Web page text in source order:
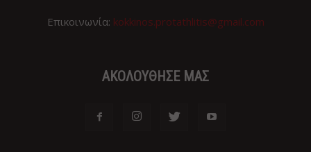
Επικοινωνία: kokkinos.protathlitis@gmail.com
ΑΚΟΛΟΥΘΗΣΕ ΜΑΣ